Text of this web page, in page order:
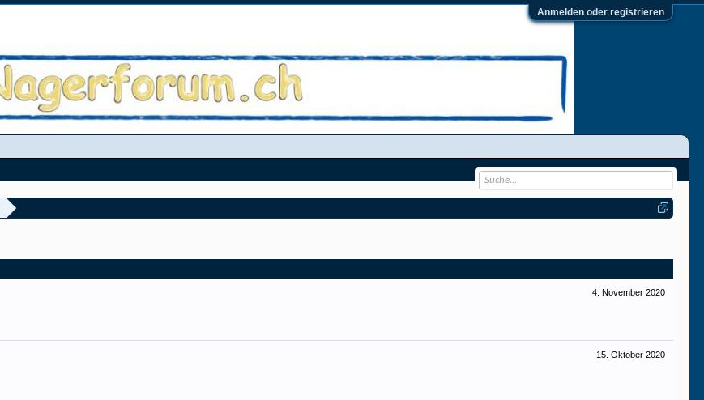
Anmelden oder registrieren
4. November 2020
15. Oktober 2020